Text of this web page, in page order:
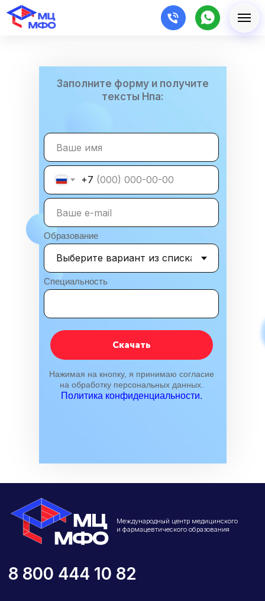
+7
Образование
Специальность
Скачать
Нажимая на кнопку, я принимаю согласие
на обработку персональных данных.
Политика конфиденциальности.
Заполните форму и получите
тексты Нпа:
Международный центр медицинского
и фармацевтического образования
Соглашение о конфиденциальности
Политика конфиденциальности
ИНН/КПП 9702021368/770201001
Юридический адрес: 107031, г.Москва, вн.тер.г.
Муниципальный Округ Мещанский, ул Кузнецкий
Мост, д. 19, стр.2